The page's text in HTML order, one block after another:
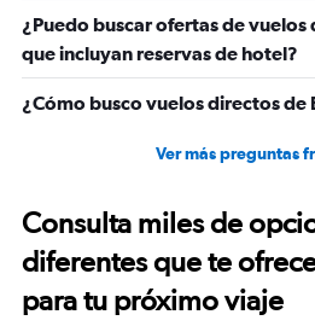
0
to
1.2.
¿Puedo buscar ofertas de vuelos
que incluyan reservas de hotel?
¿Cómo busco vuelos directos de
Ver más preguntas
Consulta miles de
diferentes que te
para tu próximo viaje